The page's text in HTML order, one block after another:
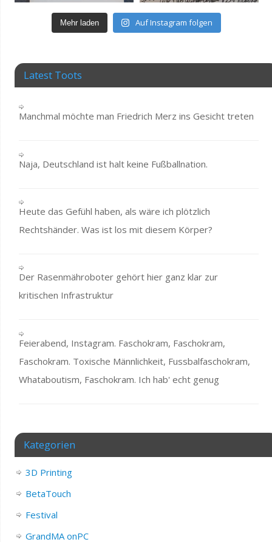
Mehr laden Auf Instagram folgen
Latest Toots
Manchmal möchte man Friedrich Merz ins Gesicht treten
Naja, Deutschland ist halt keine Fußballnation.
Heute das Gefühl haben, als wäre ich plötzlich
Rechtshänder. Was ist los mit diesem Körper?
Der Rasenmähroboter gehört hier ganz klar zur
kritischen Infrastruktur
Feierabend, Instagram. Faschokram, Faschokram,
Faschokram. Toxische Männlichkeit, Fussbalfaschokram,
Whataboutism, Faschokram. Ich hab' echt genug
Kategorien
3D Printing
BetaTouch
Festival
GrandMA onPC